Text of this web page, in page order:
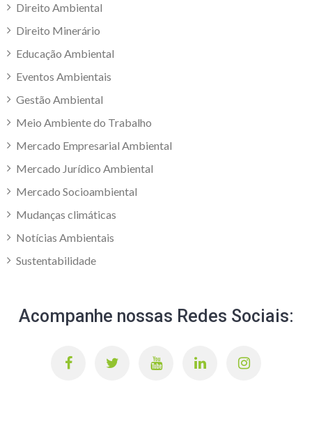
Direito Ambiental
Direito Minerário
Educação Ambiental
Eventos Ambientais
Gestão Ambiental
Meio Ambiente do Trabalho
Mercado Empresarial Ambiental
Mercado Jurídico Ambiental
Mercado Socioambiental
Mudanças climáticas
Notícias Ambientais
Sustentabilidade
Acompanhe nossas Redes Sociais: